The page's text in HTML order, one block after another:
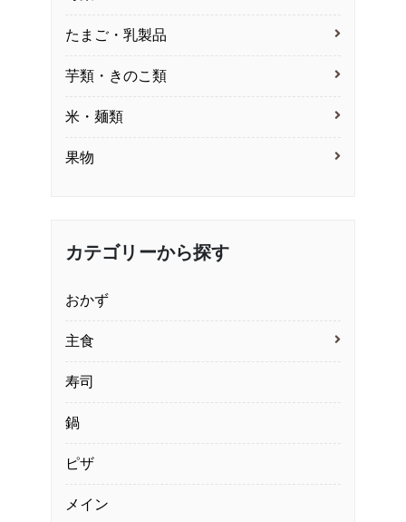
たまご・乳製品
芋類・きのこ類
米・麺類
果物
カテゴリーから探す
おかず
主食
寿司
鍋
ピザ
メイン